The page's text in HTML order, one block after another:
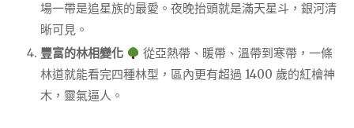
場一帶是追星族的最愛。夜晚抬頭就是滿天星斗，銀河清
晰可見。
豐富的林相變化
從亞熱帶、暖帶、溫帶到寒帶，一條
林道就能看完四種林型，區內更有超過 1400 歲的紅檜神
木，靈氣逼人。